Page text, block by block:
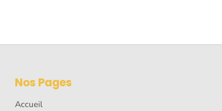
Nos Pages
Accueil